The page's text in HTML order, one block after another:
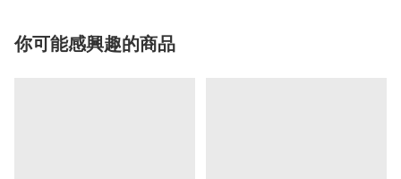
你可能感興趣的商品